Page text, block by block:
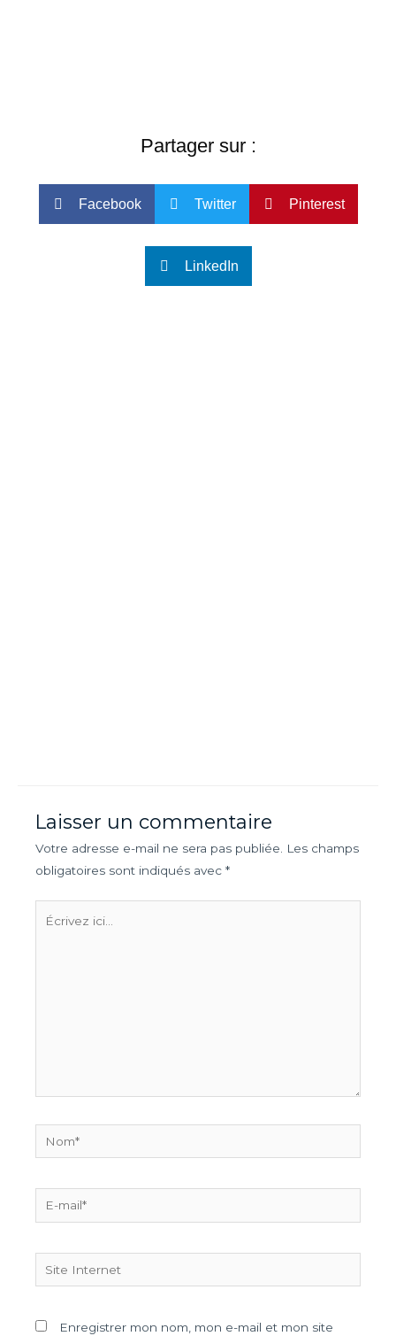
Partager sur :
Facebook Twitter Pinterest
LinkedIn
Laisser un commentaire
Votre adresse e-mail ne sera pas publiée.
Les champs
obligatoires sont indiqués avec *
Enregistrer mon nom, mon e-mail et mon site